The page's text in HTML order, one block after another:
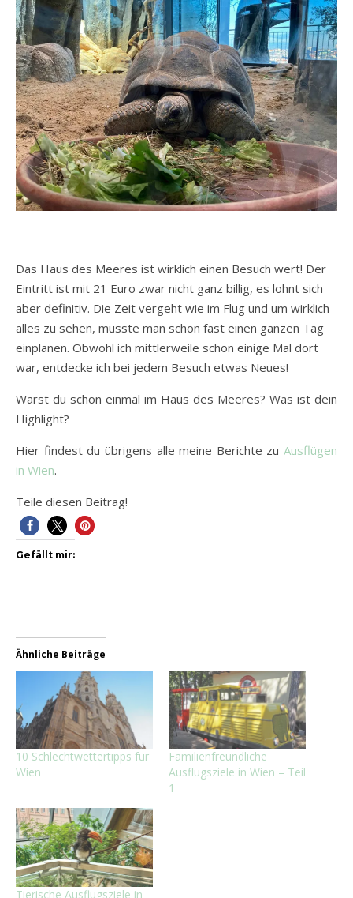
Das Haus des Meeres ist wirklich einen Besuch wert! Der
Eintritt ist mit 21 Euro zwar nicht ganz billig, es lohnt sich
aber definitiv. Die Zeit vergeht wie im Flug und um wirklich
alles zu sehen, müsste man schon fast einen ganzen Tag
einplanen. Obwohl ich mittlerweile schon einige Mal dort
war, entdecke ich bei jedem Besuch etwas Neues!
Warst du schon einmal im Haus des Meeres? Was ist dein
Highlight?
Hier findest du übrigens alle meine Berichte zu Ausflügen
in Wien.
Teile diesen Beitrag!
Gefällt mir:
Ähnliche Beiträge
10 Schlechtwettertipps für
Wien
Familienfreundliche
Ausflugsziele in Wien – Teil
1
Tierische Ausflugsziele in